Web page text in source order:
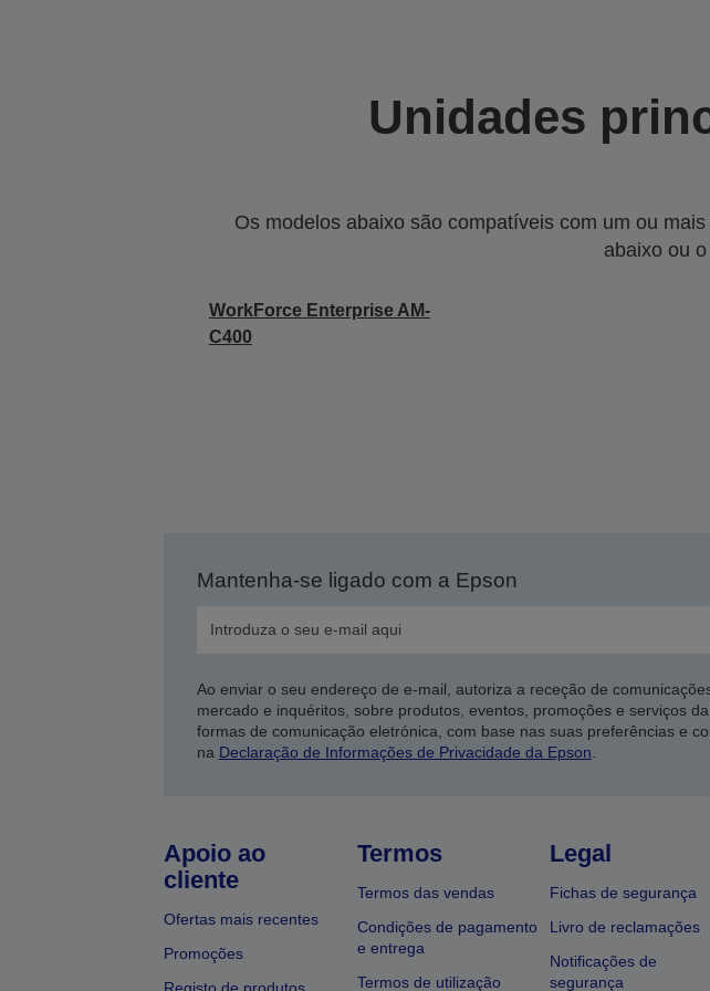
Unidades
Os modelos abaixo são compatíveis com um ou
abaixo ou
WorkForce Enterprise​ AM-
C400
Mantenha-se ligado com a Epson
Ao enviar o seu endereço de e-mail, autoriza a receção de
mercado e inquéritos, sobre produtos, eventos, promoções e serviços
formas de comunicação eletrónica, com base nas suas preferências e
na Declaração de Informações de Privacidade da Epson
Apoio ao
cliente
Ofertas mais recentes
Promoções
Termos
Termos das vendas
Condições de pagamento
e entrega
Termos de utilização
Legal
Fichas de segurança
Livro de reclamações
Notificações de
segurança